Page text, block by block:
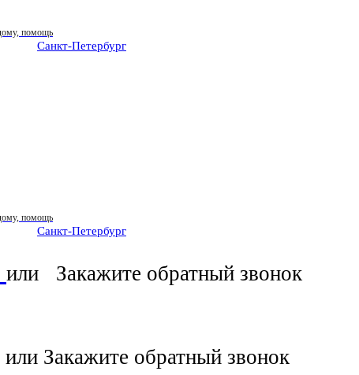
Санкт-Петербург
Санкт-Петербург
или Закажите обратный звонок
или Закажите обратный звонок